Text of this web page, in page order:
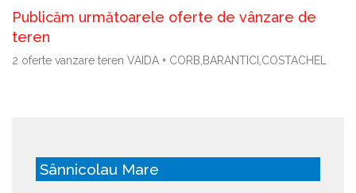
Publicăm următoarele oferte de vânzare de
teren
2 oferte vanzare teren VAIDA + CORB,BARANTICI,COSTACHEL
Sânnicolau Mare